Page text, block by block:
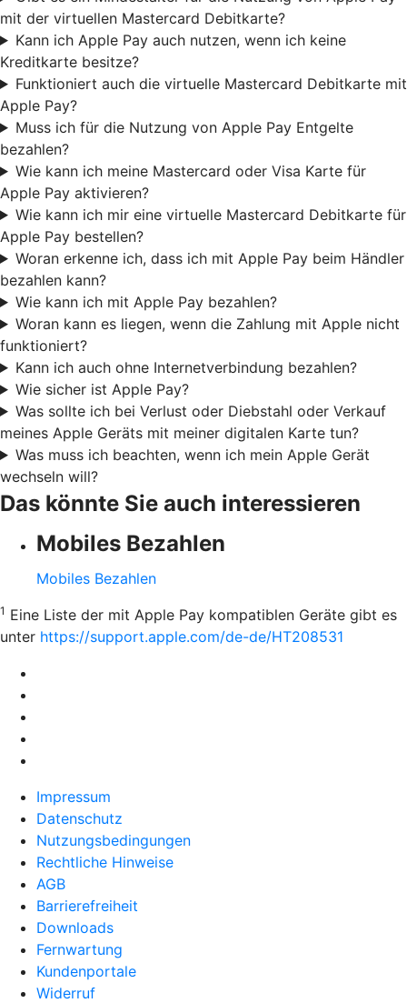
mit der virtuellen Mastercard Debitkarte?
Kann ich Apple Pay auch nutzen, wenn ich keine
Kreditkarte besitze?
Funktioniert auch die virtuelle Mastercard Debitkarte mit
Apple Pay?
Muss ich für die Nutzung von Apple Pay Entgelte
bezahlen?
Wie kann ich meine Mastercard oder Visa Karte für
Apple Pay aktivieren?
Wie kann ich mir eine virtuelle Mastercard Debitkarte für
Apple Pay bestellen?
Woran erkenne ich, dass ich mit Apple Pay beim Händler
bezahlen kann?
Wie kann ich mit Apple Pay bezahlen?
Woran kann es liegen, wenn die Zahlung mit Apple nicht
funktioniert?
Kann ich auch ohne Internetverbindung bezahlen?
Wie sicher ist Apple Pay?
Was sollte ich bei Verlust oder Diebstahl oder Verkauf
meines Apple Geräts mit meiner digitalen Karte tun?
Was muss ich beachten, wenn ich mein Apple Gerät
wechseln will?
Das könnte Sie auch interessieren
Mobiles Bezahlen
Mobiles Bezahlen
1 Eine Liste der mit Apple Pay kompatiblen Geräte gibt es
unter https://support.apple.com/de-de/HT208531
Impressum
Datenschutz
Nutzungsbedingungen
Rechtliche Hinweise
AGB
Barrierefreiheit
Downloads
Fernwartung
Kundenportale
Widerruf